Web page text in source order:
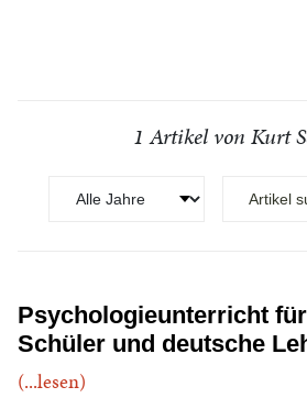
1 Artikel von Kurt
Psychologieunterricht
Schüler und deutsche
(...lesen)